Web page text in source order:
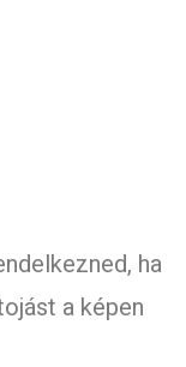
ha
a képen